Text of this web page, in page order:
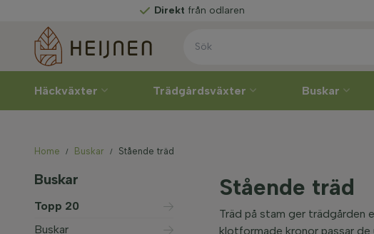
från odlaren
Häckväxter Trädgårdsväxter Buskar
Home Buskar Stående träd
Buskar
Topp 20
Buskar
Stående träd
Träd på stam ger trädgården
klotformade kronor passar